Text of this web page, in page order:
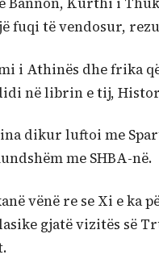
fuqi të vendosur,
i Athinës dhe frika
në librin e tij,
dikur luftoi me
me SHBA-në.
vënë re se Xi e
gjatë vizitës së